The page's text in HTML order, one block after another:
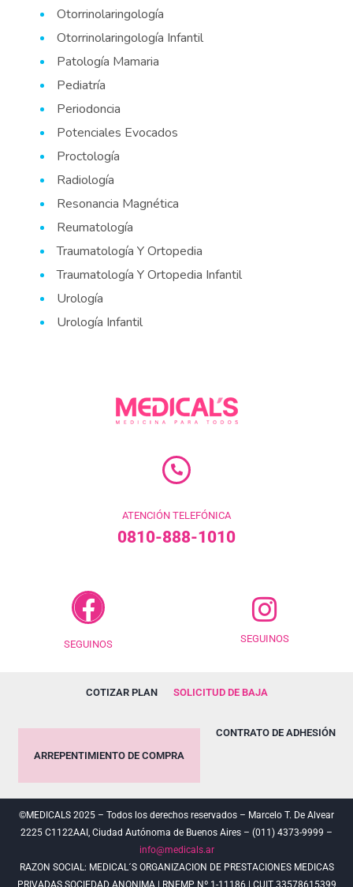
Otorrinolaringología
Otorrinolaringología Infantil
Patología Mamaria
Pediatría
Periodoncia
Potenciales Evocados
Proctología
Radiología
Resonancia Magnética
Reumatología
Traumatología Y Ortopedia
Traumatología Y Ortopedia Infantil
Urología
Urología Infantil
ATENCIÓN TELEFÓNICA
0810-888-1010
SEGUINOS SEGUINOS
COTIZAR PLAN SOLICITUD DE BAJA
ARREPENTIMIENTO DE COMPRA
CONTRATO DE ADHESIÓN
©MEDICALS 2025 – Todos los derechos reservados – Marcelo T. De Alvear
2225 C1122AAI, Ciudad Autónoma de Buenos Aires – (011) 4373-9999 –
info@medicals.ar
RAZON SOCIAL: MEDICAL´S ORGANIZACION DE PRESTACIONES MEDICAS
PRIVADAS SOCIEDAD ANONIMA | RNEMP Nº 1-11186 | CUIT 33578615399